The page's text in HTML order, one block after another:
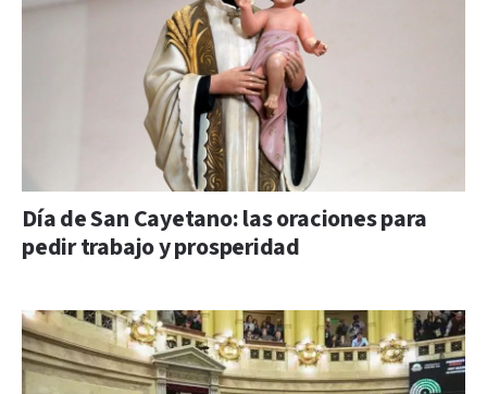
Día de San Cayetano: las oraciones para
pedir trabajo y prosperidad